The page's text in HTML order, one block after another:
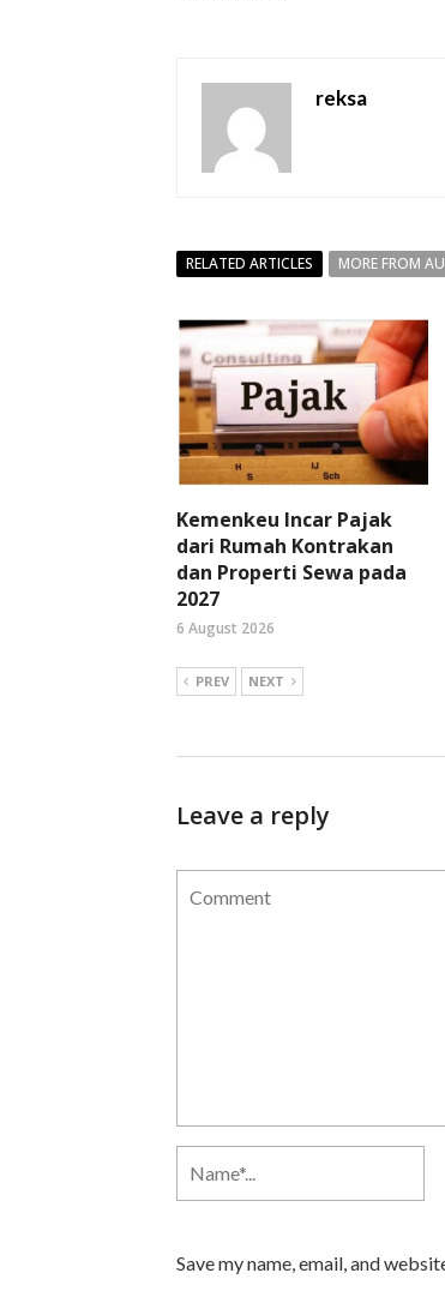
reksa
RELATED ARTICLES MORE FROM
Kemenkeu Incar Pajak
dari Rumah Kontrakan
dan Properti Sewa pada
2027
6 August 2026
PREV NEXT
Leave a reply
Save my name, email, and